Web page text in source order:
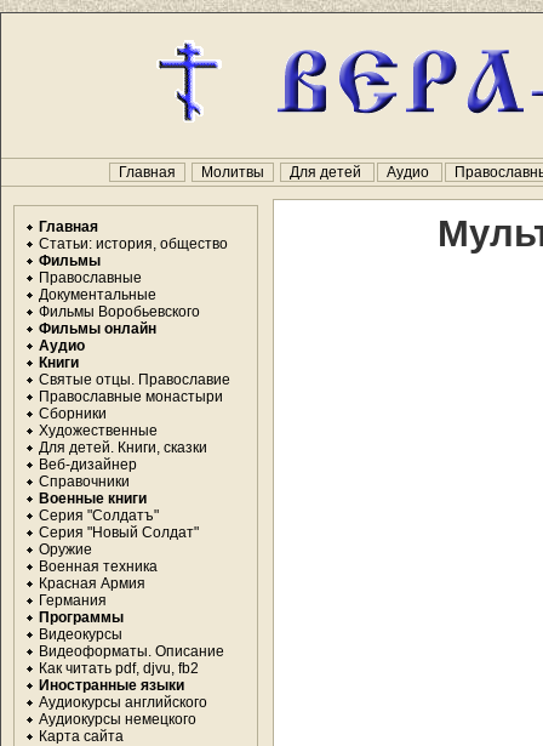
Главная Молитвы Для детей Аудио
Главная
Статьи: история, общество
Фильмы
Православные
Документальные
Фильмы Воробьевского
Фильмы онлайн
Аудио
Книги
Святые отцы. Православие
Православные монастыри
Сборники
Художественные
Для детей. Книги, сказки
Веб-дизайнер
Справочники
Военные книги
Серия "Солдатъ"
Серия "Новый Солдат"
Оружие
Военная техника
Красная Армия
Германия
Программы
Видеокурсы
Видеоформаты. Описание
Как читать pdf, djvu, fb2
Иностранные языки
Аудиокурсы английского
Аудиокурсы немецкого
Карта сайта